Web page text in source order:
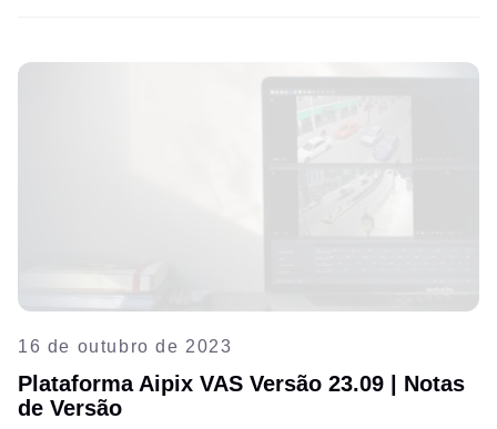
16 de outubro de 2023
Plataforma Aipix VAS Versão 23.09 | Notas
de Versão